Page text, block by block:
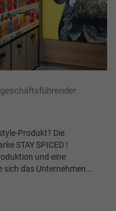
Produkt? Die
STAY SPICED !
und eine
sich das Unternehmen…